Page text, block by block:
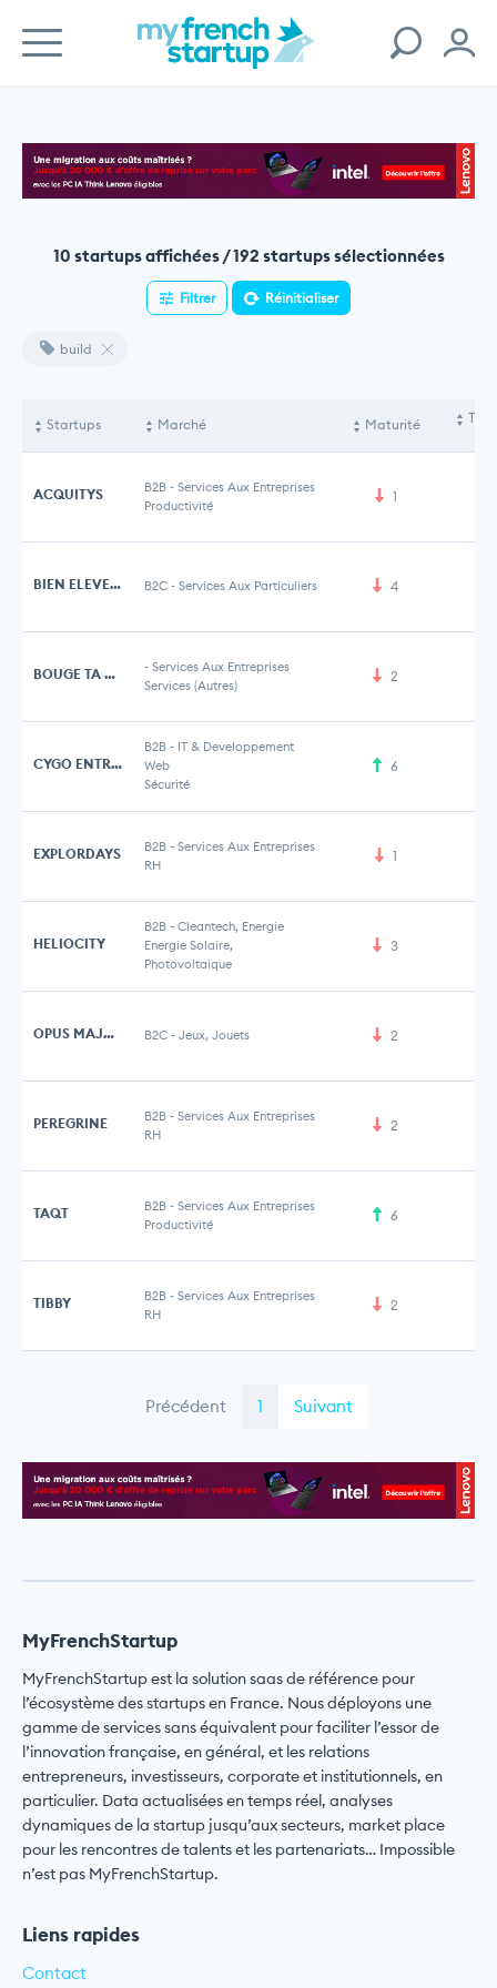
10 startups affichées / 192 startups sélectionnées
Filtrer Réinitialiser
build
Startups Marché Maturité
ACQUITYS B2B - Services Aux Entreprises
Productivité
1
BIEN ELEVEES B2C - Services Aux Particuliers 4
BOUGE TA SALLE - Services Aux Entreprises
Services (Autres)
2
CYGO ENTREPRENEURS
B2B - IT & Developpement
Web
Sécurité
6
EXPLORDAYS B2B - Services Aux Entreprises
RH
1
HELIOCITY
B2B - Cleantech, Energie
Energie Solaire,
Photovoltaique
3
OPUS MAJOR B2C - Jeux, Jouets 2
PEREGRINE B2B - Services Aux Entreprises
RH
2
TAQT B2B - Services Aux Entreprises
Productivité
6
TIBBY B2B - Services Aux Entreprises
RH
2
Précédent 1 Suivant
MyFrenchStartup
MyFrenchStartup est la solution saas de référence pour
l’écosystème des startups en France. Nous déployons une
gamme de services sans équivalent pour faciliter l’essor de
l’innovation française, en général, et les relations
entrepreneurs, investisseurs, corporate et institutionnels, en
particulier. Data actualisées en temps réel, analyses
dynamiques de la startup jusqu’aux secteurs, market place
pour les rencontres de talents et les partenariats… Impossible
n’est pas MyFrenchStartup.
Liens rapides
Contact